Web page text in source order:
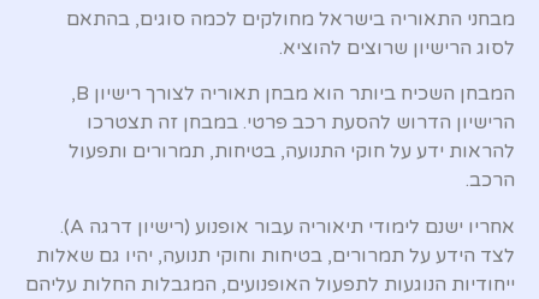
מבחני התאוריה בישראל מחולקים לכמה סוגים, בהתאם
לסוג הרישיון שרוצים להוציא.
המבחן השכיח ביותר הוא מבחן תאוריה לצורך רישיון B,
הרישיון הדרוש להסעת רכב פרטי. במבחן זה תצטרכו
להראות ידע על חוקי התנועה, בטיחות, תמרורים ותפעול
הרכב.
אחריו ישנם לימודי תיאוריה עבור אופנוע (רישיון דרגה A).
לצד הידע על תמרורים, בטיחות וחוקי תנועה, יהיו גם שאלות
ייחודיות הנוגעות לתפעול האופנועים, המגבלות החלות עליהם